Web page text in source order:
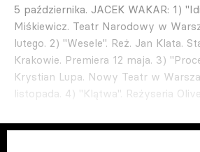
5 października. JACEK WAKAR: 1)
Miśkiewicz. Teatr Narodowy w
lutego. 2) "Wesele". Reż. Jan Klata.
Krakowie. Premiera 12 maja. 3)
Krystian Lupa. Nowy Teatr w
listopada. 4) "Klątwa". Reżyseria